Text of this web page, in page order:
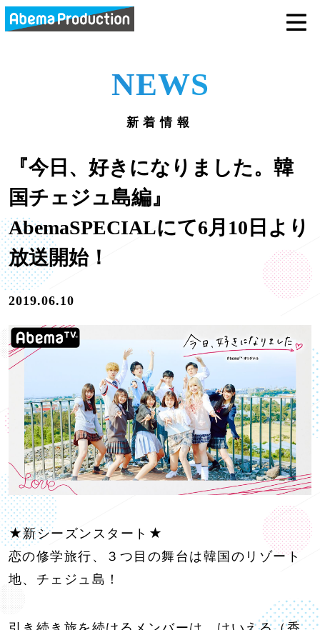
NEWS
新着情報
『今日、好きになりました。韓
国チェジュ島編』
AbemaSPECIALにて6月10日より
放送開始！
2019.06.10
★新シーズンスタート★
恋の修学旅行、３つ目の舞台は韓国のリゾート
地、チェジュ島！